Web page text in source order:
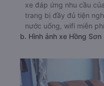
xe đáp ứng nhu cầu
trang bị đầy đủ tiện
nước uống, wifi miễn
b. Hình ảnh xe Hồng Sơn